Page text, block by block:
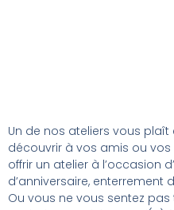
Un de nos ateliers vous
découvrir à vos amis ou
offrir un atelier à l’occasion
d’anniversaire, enterrement
Ou vous ne vous sentez pas